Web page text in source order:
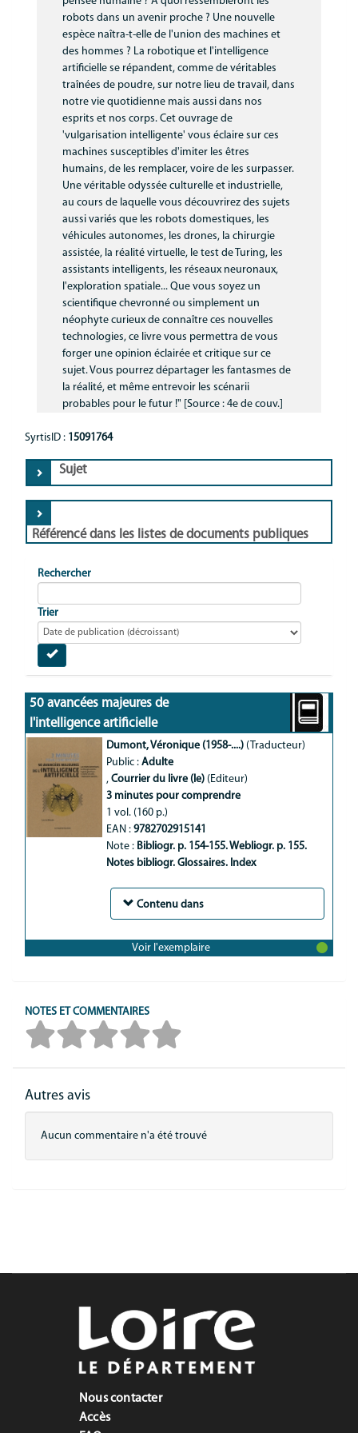
Communication
robots dans un avenir proche ? Une nouvelle
espèce naîtra-t-elle de l'union des machines et
des hommes ? La robotique et l'intelligence
artificielle se répandent, comme de véritables
traînées de poudre, sur notre lieu de travail, dans
notre vie quotidienne mais aussi dans nos
esprits et nos corps. Cet ouvrage de
'vulgarisation intelligente' vous éclaire sur ces
machines susceptibles d'imiter les êtres
humains, de les remplacer, voire de les surpasser.
Une véritable odyssée culturelle et industrielle,
au cours de laquelle vous découvrirez des sujets
aussi variés que les robots domestiques, les
véhicules autonomes, les drones, la chirurgie
assistée, la réalité virtuelle, le test de Turing, les
assistants intelligents, les réseaux neuronaux,
l'exploration spatiale... Que vous soyez un
scientifique chevronné ou simplement un
néophyte curieux de connaître ces nouvelles
technologies, ce livre vous permettra de vous
forger une opinion éclairée et critique sur ce
sujet. Vous pourrez départager les fantasmes de
la réalité, et même entrevoir les scénarii
probables pour le futur !" [Source : 4e de couv.]
SyrtisID : 15091764
Sujet
Référencé dans les listes de documents publiques
Rechercher
Trier
50 avancées majeures de
l'intelligence artificielle
Dumont, Véronique (1958-....) (Traducteur)
Public : Adulte
, Courrier du livre (le) (Editeur)
3 minutes pour comprendre
1 vol. (160 p.)
EAN : 9782702915141
Note : Bibliogr. p. 154-155. Webliogr. p. 155.
Notes bibliogr. Glossaires. Index
Contenu dans
Voir l'exemplaire
NOTES ET COMMENTAIRES
Autres avis
Aucun commentaire n'a été trouvé
Nous contacter
Accès